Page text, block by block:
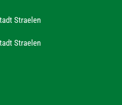
Straelen
Straelen